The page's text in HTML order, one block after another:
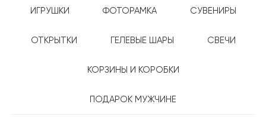
ИГРУШКИ ФОТОРАМКА СУВЕНИРЫ
ОТКРЫТКИ ГЕЛЕВЫЕ ШАРЫ СВЕЧИ
КОРЗИНЫ И КОРОБКИ
ПОДАРОК МУЖЧИНЕ